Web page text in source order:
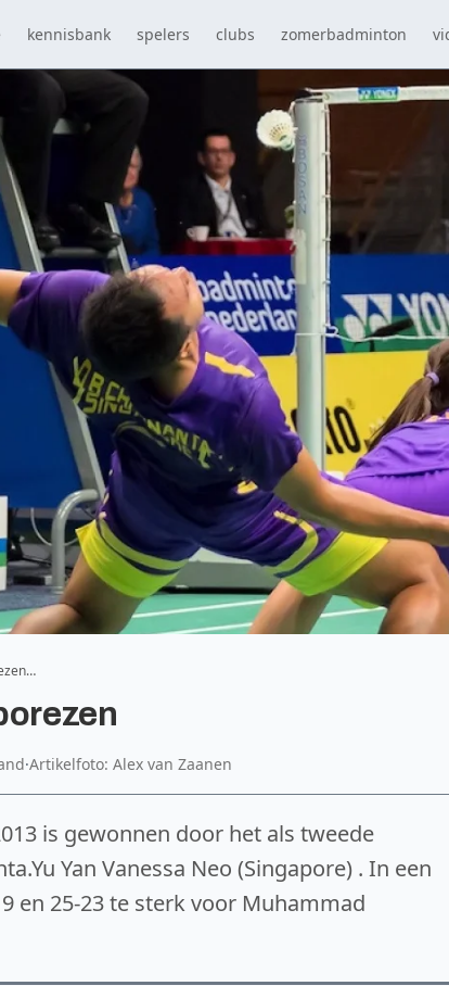
kennisbank spelers clubs zomerbadminton
·Artikelfoto: Alex van Zaanen
is gewonnen door het als tweede
Yan Vanessa Neo (Singapore) . In een
en 25-23 te sterk voor Muhammad